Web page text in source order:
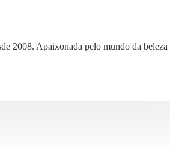
2008. Apaixonada pelo mundo da beleza